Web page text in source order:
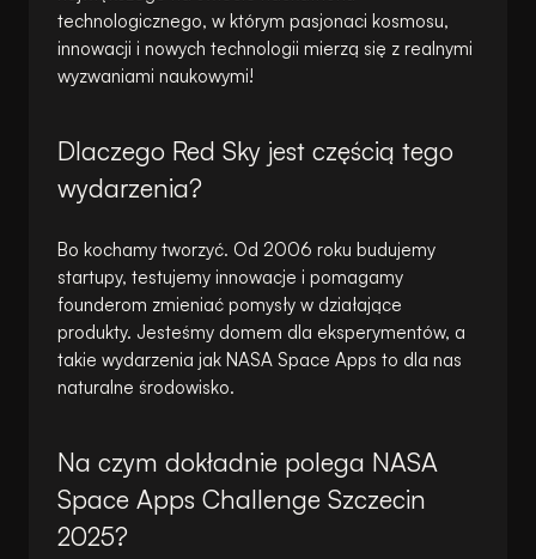
technologicznego, w którym pasjonaci kosmosu,
innowacji i nowych technologii mierzą się z realnymi
wyzwaniami naukowymi!
Dlaczego Red Sky jest częścią tego
wydarzenia?
Bo kochamy tworzyć. Od 2006 roku budujemy
startupy, testujemy innowacje i pomagamy
founderom zmieniać pomysły w działające
produkty. Jesteśmy domem dla eksperymentów, a
takie wydarzenia jak NASA Space Apps to dla nas
naturalne środowisko.
Na czym dokładnie polega NASA
Space Apps Challenge Szczecin
2025?